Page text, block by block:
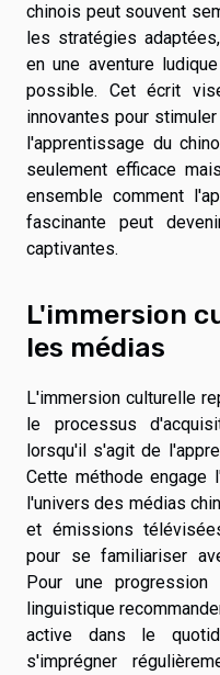
chinois peut souvent
les stratégies
en une aventure
possible. Cet écrit
innovantes pour
l'apprentissage du
seulement efficace
ensemble comment
fascinante peut
captivantes.
L'immersion
les médias
L'immersion culturelle
le processus
lorsqu'il s'agit de
Cette méthode engage
l'univers des médias
et émissions
pour se familiariser
Pour une
linguistique
active dans le
s'imprégner